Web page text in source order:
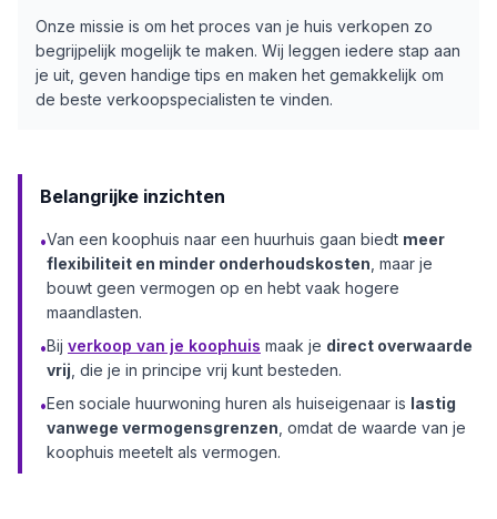
Onze missie is om het proces van je huis verkopen zo
begrijpelijk mogelijk te maken. Wij leggen iedere stap aan
je uit, geven handige tips en maken het gemakkelijk om
de beste verkoopspecialisten te vinden.
Belangrijke inzichten
•Van een koophuis naar een huurhuis gaan biedt meer
flexibiliteit en minder onderhoudskosten , maar je
bouwt geen vermogen op en hebt vaak hogere
maandlasten.
•Bij verkoop van je koophuis maak je direct overwaarde
vrij , die je in principe vrij kunt besteden.
•Een sociale huurwoning huren als huiseigenaar is lastig
vanwege vermogensgrenzen , omdat de waarde van je
koophuis meetelt als vermogen.